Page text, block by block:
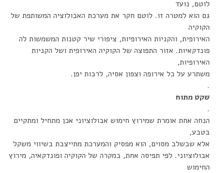
לוטם, נועד
גם הוא למטרה זו. לוטם חקר את מערכת האבולוציה המשותפת של
הקוקיה
האירופית, והקניות האירופיות, ציפורי שיר קטנות המשמשות לה
פונדקאיות. אזור התפוצה של הקוקיה האירופית ושל הקניות
האירופיות,
משתרע על כל אירופה וצפון אסיה, לרבות יפן.
.
שקט מתוח
.
הנחה אחת אומרת שמירוץ חימוש אבולוציוני אכן מתחיל ומתקיים
בטבע,
אלא שבשלב מסוים, הוא מפסיק והמערכת מתייצבת בשיווי משקל
אבולוציוני. לפי תפיסה אחת, במקרה של הקוקיה ופונדקאיה, מירוץ
החימוש